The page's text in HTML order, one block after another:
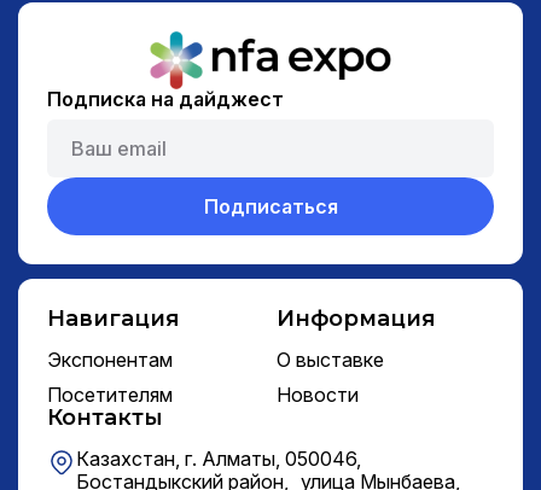
Подписка на дайджест
Подписаться
Навигация
Экспонентам
Посетителям
Информация
О выставке
Новости
Контакты
Казахстан, г. Алматы, 050046,
Бостандыкский район, улица Мынбаева,